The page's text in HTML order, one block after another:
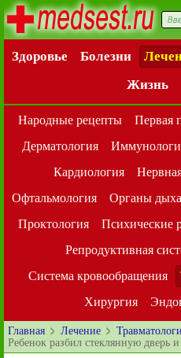
Здоровье Болезни
Жизнь
Народные рецепты Первая
Дерматология
Кардиология
Офтальмология
Органы
Проктология
Психические
Репродуктивная
Система кровообращения
Хирургия
Главная Лечение
Ребенок разбил стеклянную дверь